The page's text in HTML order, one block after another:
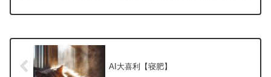
AI大喜利【寝肥】